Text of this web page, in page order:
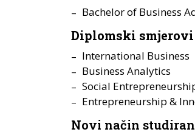
Bachelor of Business
Diplomski smjerovi
International Business
Business Analytics
Social
Entrepreneurship &
Novi način